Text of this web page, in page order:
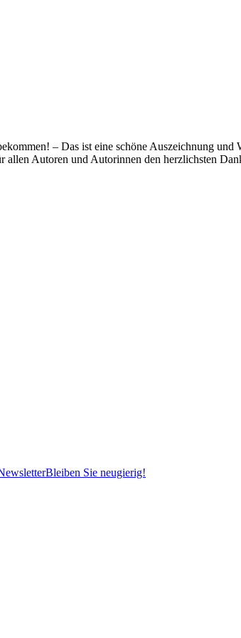
– Das ist eine schöne Auszeichnung
allen Autoren und Autorinnen den herzlichsten
Bleiben Sie neugierig!